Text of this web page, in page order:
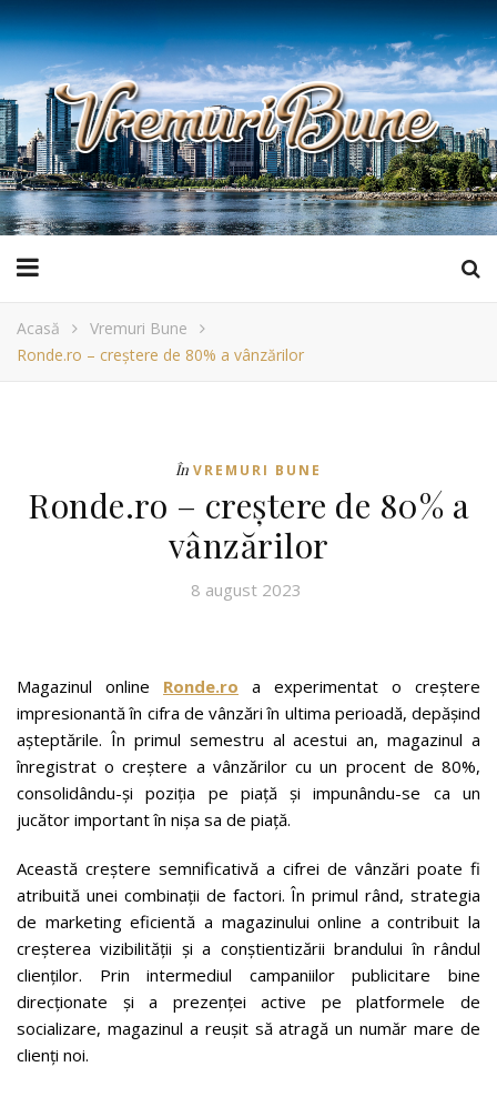
Acasă
Vremuri Bune
Ronde.ro – creștere de 80% a vânzărilor
În VREMURI BUNE
Ronde.ro – creștere de 80% a
vânzărilor
8 august 2023
Magazinul online Ronde.ro a experimentat o creștere
impresionantă în cifra de vânzări în ultima perioadă, depășind
așteptările. În primul semestru al acestui an, magazinul a
înregistrat o creștere a vânzărilor cu un procent de 80%,
consolidându-și poziția pe piață și impunându-se ca un
jucător important în nișa sa de piață.
Această creștere semnificativă a cifrei de vânzări poate fi
atribuită unei combinații de factori. În primul rând, strategia
de marketing eficientă a magazinului online a contribuit la
creșterea vizibilității și a conștientizării brandului în rândul
clienților. Prin intermediul campaniilor publicitare bine
direcționate și a prezenței active pe platformele de
socializare, magazinul a reușit să atragă un număr mare de
clienți noi.